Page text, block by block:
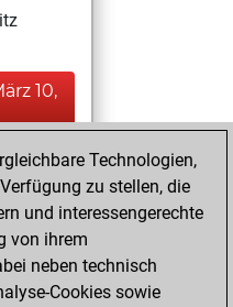
10,
a
of 22
Fritz
Elo
Technologien,
zu stellen, die
und interessengerechte
von ihrem
neben technisch
Cookies sowie